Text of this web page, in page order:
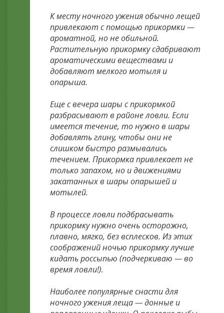
К месту ночного ужения обычно лещей
привлекают с помощью прикормки —
ароматной, но не обильной.
Растительную прикормку сдабривают
ароматическими веществами и
добавляют мелкого мотыля и
опарыша.
Еще с вечера шары с прикормкой
разбрасывают в районе ловли. Если
имеется течение, то нужно в шары
добавлять глину, чтобы они не
слишком быстро размывались
течением. Прикормка привлекает не
только запахом, но и движениями
закатанных в шары опарышей и
мотылей.
В процессе ловли подбрасывать
прикормку нужно очень осторожно,
плавно, мягко, без всплесков. Из этих
соображений ночью прикормку лучше
кидать россыпью (подчеркиваю — во
время ловли!).
Наиболее популярные снасти для
ночного ужения леща — донные и